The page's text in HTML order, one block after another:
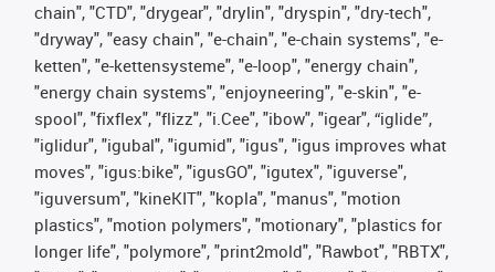
chain", "CTD", "drygear", "drylin", "dryspin", "dry-tech",
"dryway", "easy chain", "e-chain", "e-chain systems", "e-
ketten", "e-kettensysteme", "e-loop", "energy chain",
"energy chain systems", "enjoyneering", "e-skin", "e-
spool", "fixflex", "flizz", "i.Cee", "ibow", "igear", “iglide”,
"iglidur", "igubal", "igumid", "igus", "igus improves what
moves", "igus:bike", "igusGO", "igutex", "iguverse",
"iguversum", "kineKIT", "kopla", "manus", "motion
plastics", "motion polymers", "motionary", "plastics for
longer life", "polymore", "print2mold", "Rawbot", "RBTX",